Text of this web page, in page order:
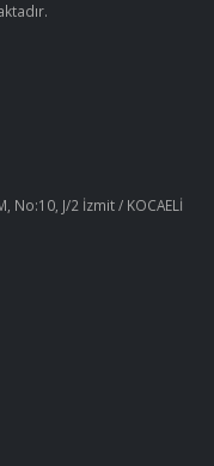
No:10, J/2 İzmit / KOCAELİ